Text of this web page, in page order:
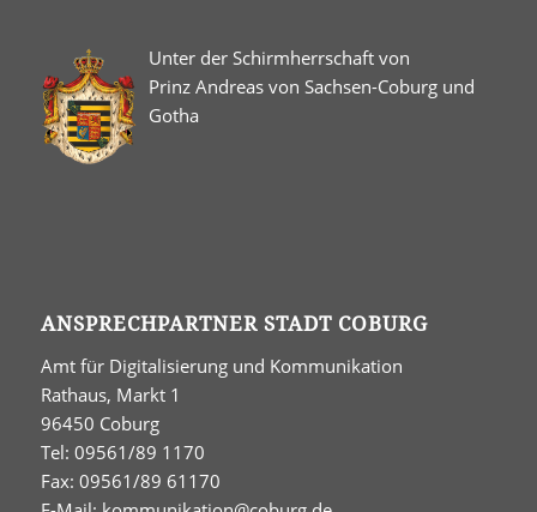
Unter der Schirmherrschaft von
Prinz Andreas von Sachsen-Coburg und
Gotha
ANSPRECHPARTNER STADT COBURG
Amt für Digitalisierung und Kommunikation
Rathaus, Markt 1
96450 Coburg
Tel: 09561/89 1170
Fax: 09561/89 61170